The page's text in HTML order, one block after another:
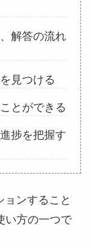
解答の流れ
見つける
とができる
捗を把握す
ンすること
い方の一つで